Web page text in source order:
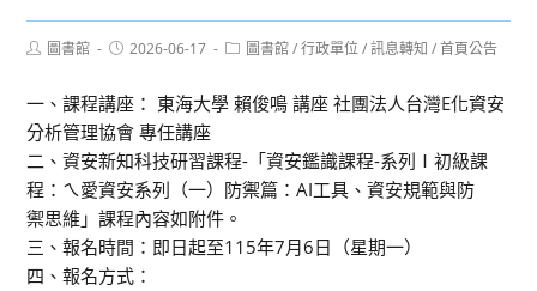
Post圖書館
Post2026-06-17
Post圖書館 / 行政單位 / 訊息轉知 / 首頁公告
一、課程講座： 東海大學 賴俊鳴 講座 社團法人台灣E化資安
分析管理協會 專任講座
二、資安新知科技研習課程-「資安鑑識課程-系列Ⅰ初級課
程：ㄟ愛資安系列（一）防禦篇：AI工具、資安規範與防
禦思維」課程內容如附件。
三、報名時間：即日起至115年7月6日（星期一）
四、報名方式：